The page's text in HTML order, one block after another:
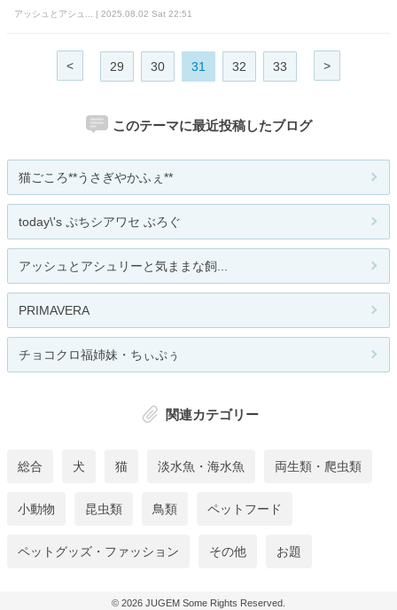
アッシュとアシュ... | 2025.08.02 Sat 22:51
< 29 30 31 32 33 >
このテーマに最近投稿したブログ
猫ごころ**うさぎやかふぇ**
today\'s ぷちシアワセ ぶろぐ
アッシュとアシュリーと気ままな飼...
PRIMAVERA
チョコクロ福姉妹・ちぃぷぅ
関連カテゴリー
総合 犬 猫 淡水魚・海水魚 両生類・爬虫類
小動物 昆虫類 鳥類 ペットフード
ペットグッズ・ファッション その他 お題
© 2026 JUGEM Some Rights Reserved.